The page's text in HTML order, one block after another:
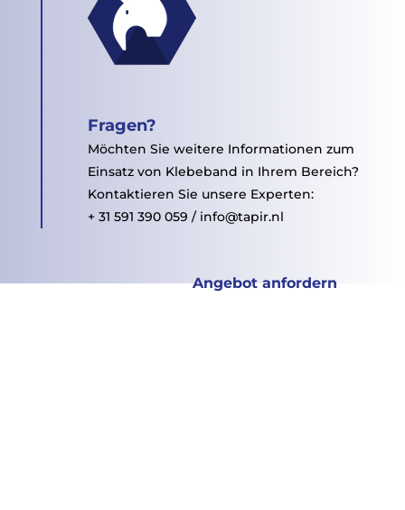
Fragen?
Möchten Sie weitere Informationen zum
Einsatz von Klebeband in Ihrem Bereich?
Kontaktieren Sie unsere Experten:
+ 31 591 390 059 / info@tapir.nl
Angebot anfordern